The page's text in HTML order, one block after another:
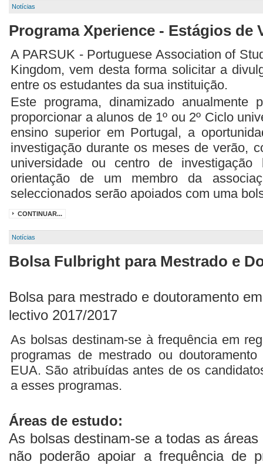
Notícias
Programa Xperience - Estágios de
A PARSUK - Portuguese Association of
Kingdom, vem desta forma solicitar a
entre os estudantes da sua instituição.
Este programa, dinamizado
proporcionar a alunos de 1º ou 2º Ciclo
ensino superior em Portugal, a
investigação durante os meses de verão,
universidade ou centro de
orientação de um membro da
seleccionados serão apoiados com uma
CONTINUAR...
Notícias
Bolsa Fulbright para Mestrado e
Bolsa para mestrado e doutoramento
lectivo 2017/2017
As bolsas destinam-se à frequência em
programas de mestrado ou
EUA. São atribuídas antes de os
a esses programas.
Áreas de estudo:
As bolsas destinam-se a todas as
não poderão apoiar a frequência de